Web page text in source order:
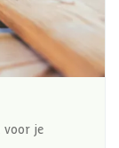
voor je